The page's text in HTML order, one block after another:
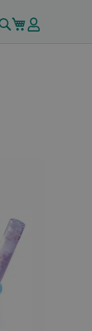
Buscar
Mi carrito